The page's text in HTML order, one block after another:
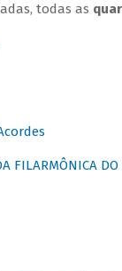
todas as
FILARMÔNICA